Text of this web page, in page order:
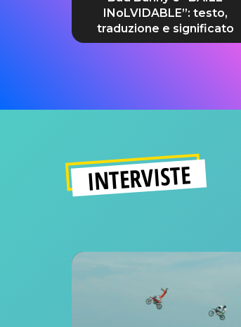
INoLVIDABLE”: testo,
traduzione e significato
INTERVISTE